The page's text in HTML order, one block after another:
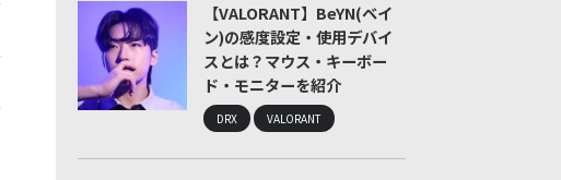
【VALORANT】BeYN(ベイ
ン)の感度設定・使用デバイ
スとは？マウス・キーボー
ド・モニターを紹介
DRX VALORANT